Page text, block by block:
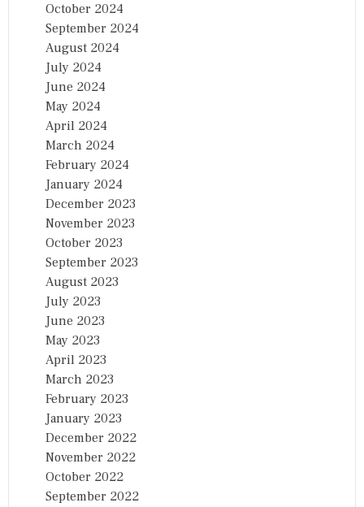
October 2024
September 2024
August 2024
July 2024
June 2024
May 2024
April 2024
March 2024
February 2024
January 2024
December 2023
November 2023
October 2023
September 2023
August 2023
July 2023
June 2023
May 2023
April 2023
March 2023
February 2023
January 2023
December 2022
November 2022
October 2022
September 2022